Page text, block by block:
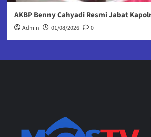
AKBP Benny Cahyadi Resmi Jabat
Admin 01/08/2026 0